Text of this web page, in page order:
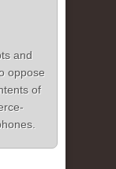
and
oppose
of